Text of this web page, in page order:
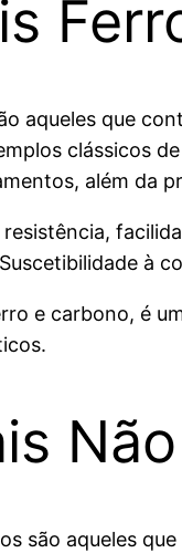
aqueles que
clássicos
além da
resistência,
Suscetibilidade à
e carbono, é
são aqueles